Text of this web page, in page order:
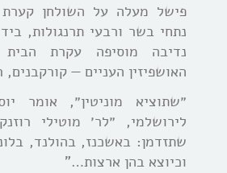
פישל מעלה על השולחן
נתחי בשר ורבעי תרנגולות,
נדיבה מוסיפה עקרת
האושפיזין העניים — קורקבנים,
״שתוציא מוניטין״, אומר
לירושלמי, ״לר׳ מוטילי
שתזדמן: באשכנז, בהולנד,
וכיוצא בהן ארצות…”